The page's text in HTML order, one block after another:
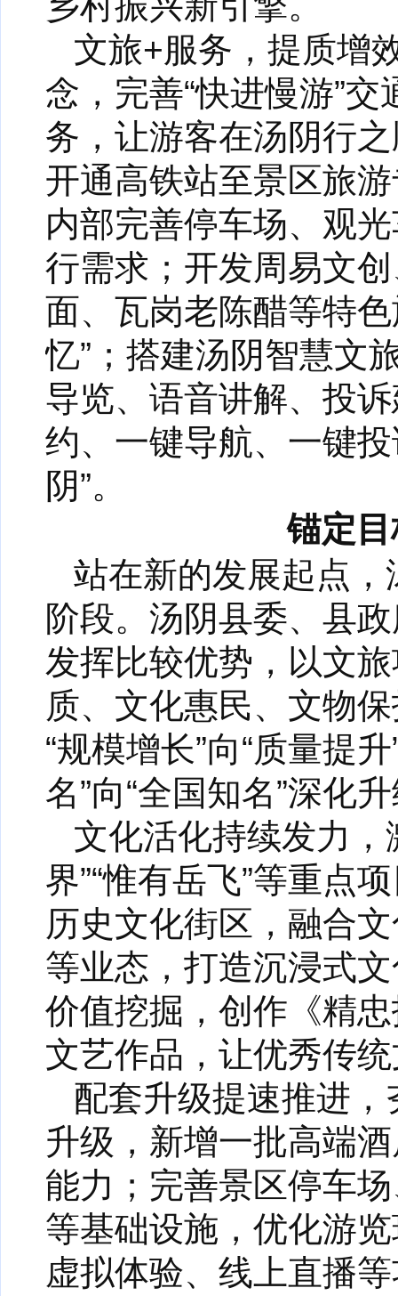
文旅+服务，提质增
念，完善“快进慢游”
务，让游客在汤阴行
开通高铁站至景区旅
内部完善停车场、观
行需求；开发周易文
面、瓦岗老陈醋等特
忆”；搭建汤阴智慧文
导览、语音讲解、投
约、一键导航、一键
阴”。
锚定
站在新的发展起点，
阶段。汤阴县委、县
发挥比较优势，以文
质、文化惠民、文物
“规模增长”向“质量提
名”向“全国知名”深化
文化活化持续发力，
界”“惟有岳飞”等重点
历史文化街区，融合
等业态，打造沉浸式
价值挖掘，创作《精
文艺作品，让优秀传
配套升级提速推进
升级，新增一批高端
能力；完善景区停车
等基础设施，优化游
虚拟体验、线上直播